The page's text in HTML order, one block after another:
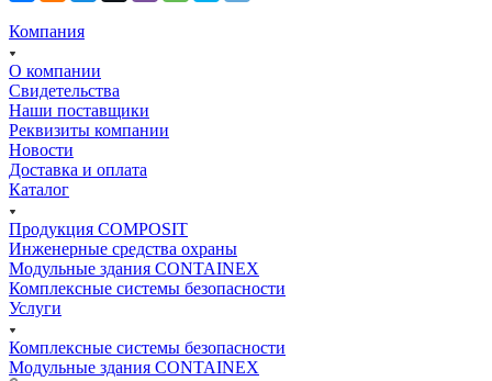
Компания
О компании
Свидетельства
Наши поставщики
Реквизиты компании
Новости
Доставка и оплата
Каталог
Продукция COMPOSIT
Инженерные средства охраны
Модульные здания CONTAINEX
Комплексные системы безопасности
Услуги
Комплексные системы безопасности
Модульные здания CONTAINEX